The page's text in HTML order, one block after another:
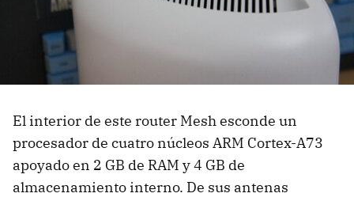
El interior de este router Mesh esconde un
procesador de cuatro núcleos ARM Cortex-A73
apoyado en 2 GB de RAM y 4 GB de
almacenamiento interno. De sus antenas